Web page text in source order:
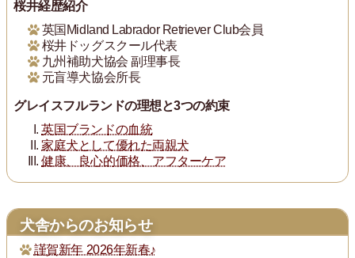
桜井経歴紹介
英国Midland Labrador Retriever Club会員
桜井ドッグスクール代表
九州補助犬協会 副理事長
元盲導犬協会所長
グレイスフルランドの理想と3つの約束
英国ブランドの血統
家庭犬として優れた両親犬
健康、良心的価格、アフターケア
犬舎からのお知らせ
謹賀新年 2026年新春♪